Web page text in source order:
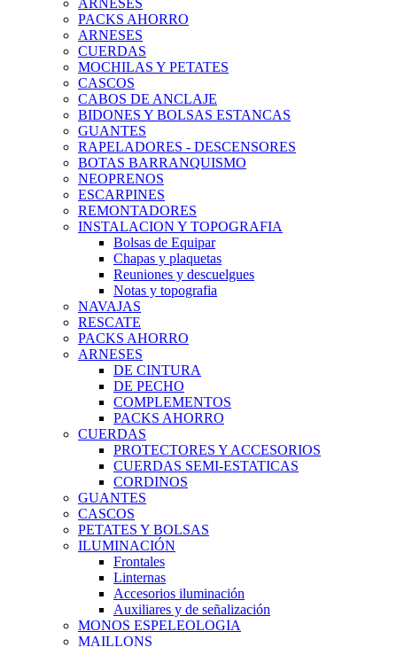
ARNESES
PACKS AHORRO
ARNESES
CUERDAS
MOCHILAS Y PETATES
CASCOS
CABOS DE ANCLAJE
BIDONES Y BOLSAS ESTANCAS
GUANTES
RAPELADORES - DESCENSORES
BOTAS BARRANQUISMO
NEOPRENOS
ESCARPINES
REMONTADORES
INSTALACION Y TOPOGRAFIA
Bolsas de Equipar
Chapas y plaquetas
Reuniones y descuelgues
Notas y topografia
NAVAJAS
RESCATE
PACKS AHORRO
ARNESES
DE CINTURA
DE PECHO
COMPLEMENTOS
PACKS AHORRO
CUERDAS
PROTECTORES Y ACCESORIOS
CUERDAS SEMI-ESTATICAS
CORDINOS
GUANTES
CASCOS
PETATES Y BOLSAS
ILUMINACIÓN
Frontales
Linternas
Accesorios iluminación
Auxiliares y de señalización
MONOS ESPELEOLOGIA
MAILLONS